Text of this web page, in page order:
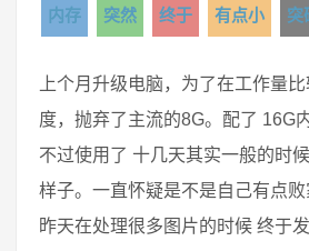
内存 突然 终于 有点小 突
上个月升级电脑，为了在工作量
度，抛弃了主流的8G。配了 16G内
不过使用了 十几天其实一般的时
样子。一直怀疑是不是自己有点败
昨天在处理很多图片的时候 终于